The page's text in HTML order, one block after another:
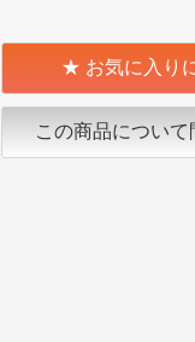
この商品について
お気に入り